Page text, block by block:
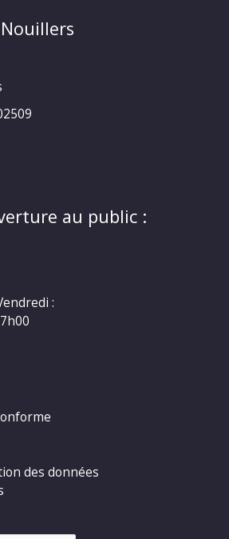
au public :
:
des données